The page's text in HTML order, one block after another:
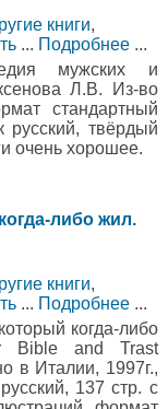
книги,
... Подробнее ...
мужских и
Л.В. Из-во
стандартный
русский, твёрдый
очень хорошее.
либо жил.
книги,
... Подробнее ...
когда-либо
Bible and Trast
в Италии, 1997г.,
137 стр. с